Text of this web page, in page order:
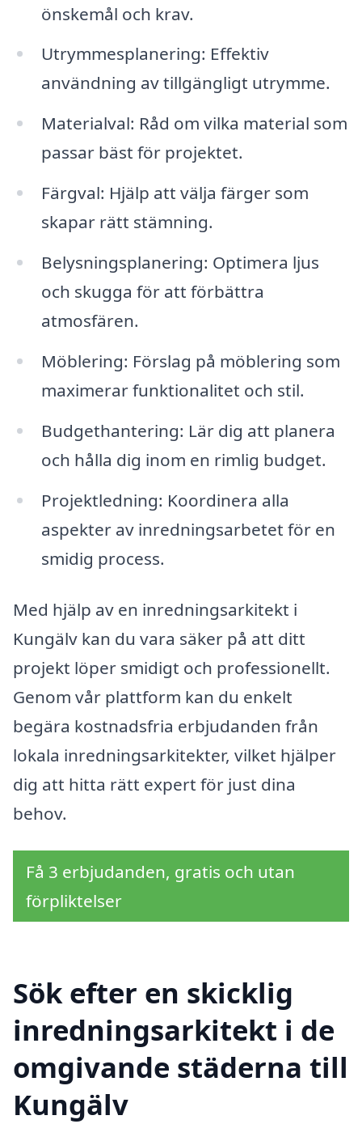
önskemål och krav.
Utrymmesplanering: Effektiv
användning av tillgängligt utrymme.
Materialval: Råd om vilka material som
passar bäst för projektet.
Färgval: Hjälp att välja färger som
skapar rätt stämning.
Belysningsplanering: Optimera ljus
och skugga för att förbättra
atmosfären.
Möblering: Förslag på möblering som
maximerar funktionalitet och stil.
Budgethantering: Lär dig att planera
och hålla dig inom en rimlig budget.
Projektledning: Koordinera alla
aspekter av inredningsarbetet för en
smidig process.
Med hjälp av en inredningsarkitekt i
Kungälv kan du vara säker på att ditt
projekt löper smidigt och professionellt.
Genom vår plattform kan du enkelt
begära kostnadsfria erbjudanden från
lokala inredningsarkitekter, vilket hjälper
dig att hitta rätt expert för just dina
behov.
Få 3 erbjudanden, gratis och utan
förpliktelser
Sök efter en skicklig
inredningsarkitekt i de
omgivande städerna till
Kungälv